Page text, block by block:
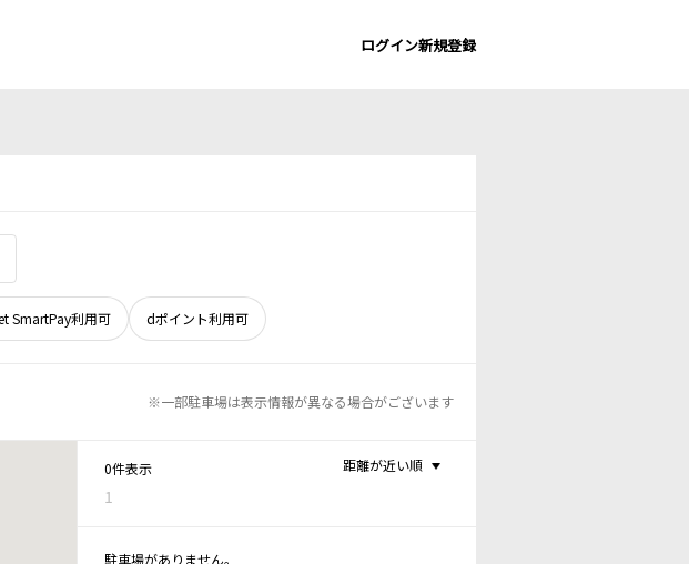
ログイン新規登録
SmartPay利用可 dポイント利用可
※一部駐車場は表示情報が異なる場合がございます
0件表示
1
距離が近い順
駐車場がありません。